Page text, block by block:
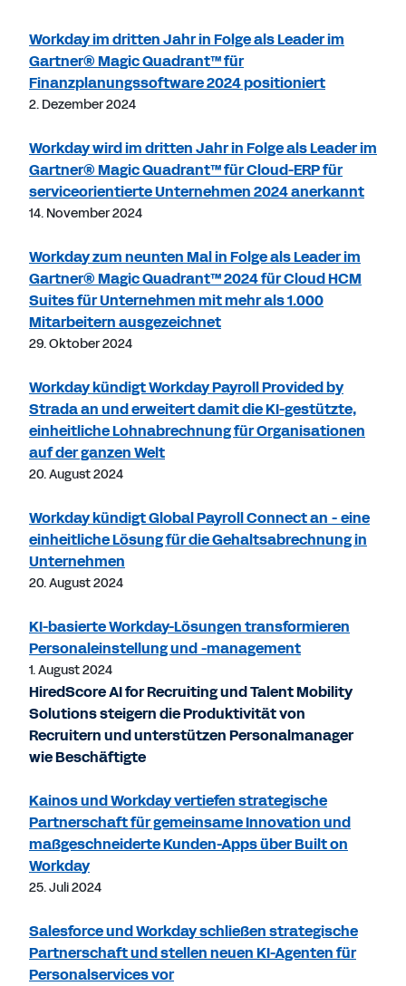
Workday im dritten Jahr in Folge als Leader im
Gartner® Magic Quadrant™ für
Finanzplanungssoftware 2024 positioniert
2. Dezember 2024
Workday wird im dritten Jahr in Folge als Leader im
Gartner® Magic Quadrant™ für Cloud-ERP für
serviceorientierte Unternehmen 2024 anerkannt
14. November 2024
Workday zum neunten Mal in Folge als Leader im
Gartner® Magic Quadrant™ 2024 für Cloud HCM
Suites für Unternehmen mit mehr als 1.000
Mitarbeitern ausgezeichnet
29. Oktober 2024
Workday kündigt Workday Payroll Provided by
Strada an und erweitert damit die KI-gestützte,
einheitliche Lohnabrechnung für Organisationen
auf der ganzen Welt
20. August 2024
Workday kündigt Global Payroll Connect an - eine
einheitliche Lösung für die Gehaltsabrechnung in
Unternehmen
20. August 2024
KI-basierte Workday-Lösungen transformieren
Personaleinstellung und -management
1. August 2024
HiredScore AI for Recruiting und Talent Mobility
Solutions steigern die Produktivität von
Recruitern und unterstützen Personalmanager
wie Beschäftigte
Kainos und Workday vertiefen strategische
Partnerschaft für gemeinsame Innovation und
maßgeschneiderte Kunden-Apps über Built on
Workday
25. Juli 2024
Salesforce und Workday schließen strategische
Partnerschaft und stellen neuen KI-Agenten für
Personalservices vor